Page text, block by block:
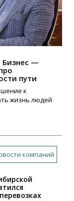
Бизнес —
пути
к
жизнь людей
компаний